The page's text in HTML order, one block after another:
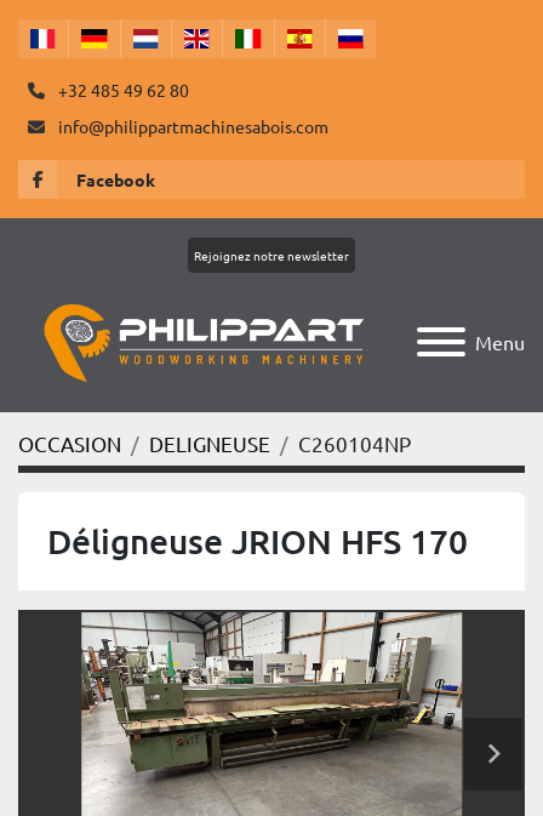
+32 485 49 62 80
info@philippartmachinesabois.com
Facebook
Menu
Rejoignez notre newsletter
OCCASION DELIGNEUSE C260104NP
Déligneuse JRION HFS 170